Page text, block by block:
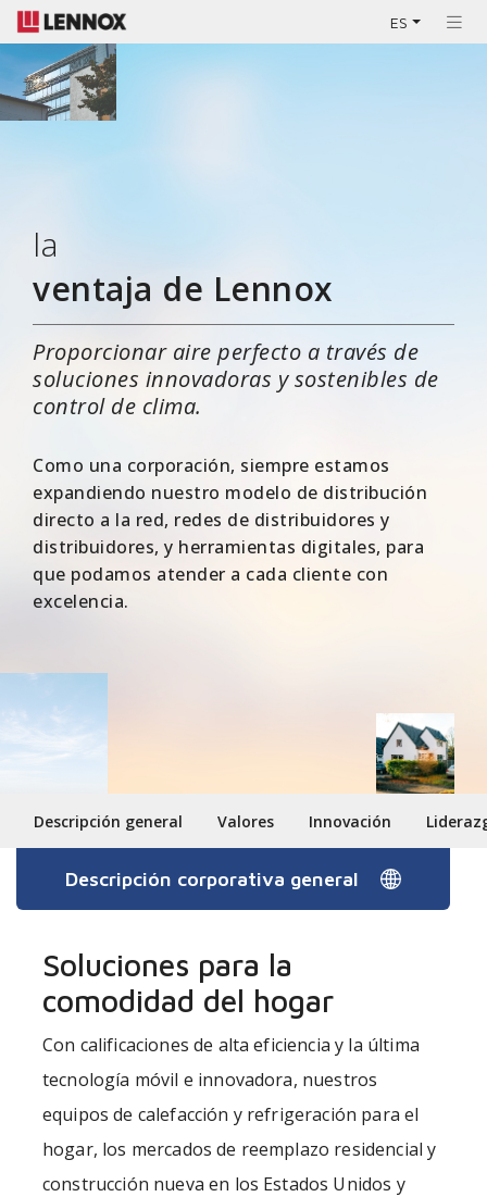
ES
la
ventaja de Lennox
Proporcionar aire perfecto a través de
soluciones innovadoras y sostenibles de
control de clima.
Como una corporación, siempre estamos
expandiendo nuestro modelo de distribución
directo a la red, redes de distribuidores y
distribuidores, y herramientas digitales, para
que podamos atender a cada cliente con
excelencia.
Descripción general Valores Innovación
Descripción corporativa general
Soluciones para la
comodidad del hogar
Con calificaciones de alta eficiencia y la última
tecnología móvil e innovadora, nuestros
equipos de calefacción y refrigeración para el
hogar, los mercados de reemplazo residencial y
construcción nueva en los Estados Unidos y